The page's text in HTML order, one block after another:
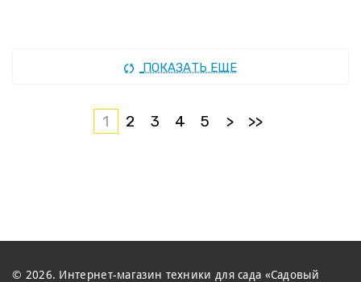
ПОКАЗАТЬ ЕЩЕ
1 2 3 4 5 > >>
© 2026. Интернет-магазин техники для сада «Садовый